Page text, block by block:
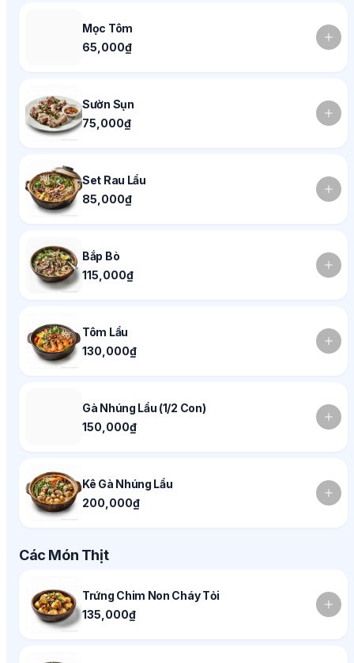
Mọc Tôm
65,000₫
Sườn Sụn
75,000₫
Set Rau Lẩu
85,000₫
Bắp Bò
115,000₫
Tôm Lẩu
130,000₫
Gà Nhúng Lẩu (1/2 Con)
150,000₫
Kê Gà Nhúng Lẩu
200,000₫
Các Món Thịt
Trứng Chim Non Cháy Tỏi
135,000₫